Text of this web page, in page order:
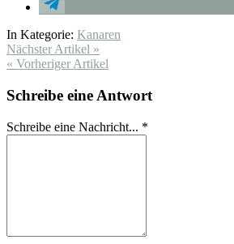
In Kategorie: Kanaren
Nächster Artikel »
« Vorheriger Artikel
Schreibe eine Antwort
Schreibe eine Nachricht... *